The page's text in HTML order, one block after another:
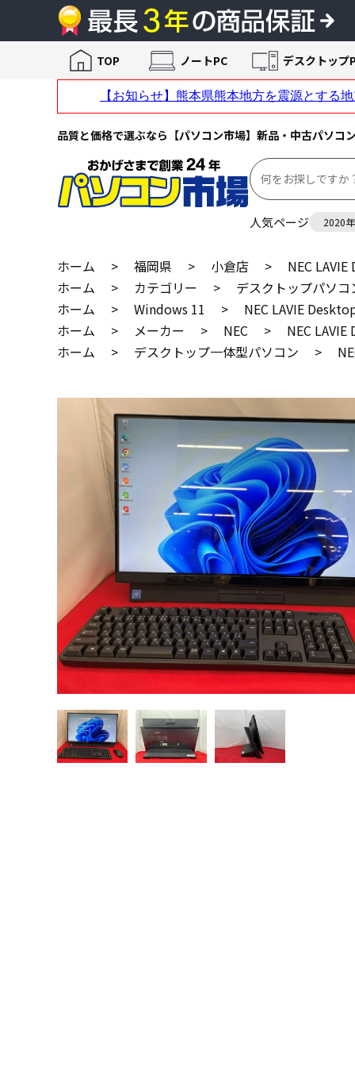
品質と価格で選ぶなら【パソコン市場】新品・中古パソコ
人気ページ 2020
TOP ノートPC デスクトップ
ホーム > 福岡県 > 小倉店 >
NEC LAVIE
ホーム
> カテゴリー > デスクトップパソコ
ホーム
> Windows 11 >
NEC LAVIE
ホーム
> メーカー > NEC >
NEC LAVIE
ホーム
> デスクトップ一体型パソコン >